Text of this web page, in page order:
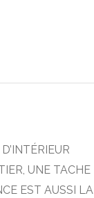
UNE TACHE
EST AUSSI LA